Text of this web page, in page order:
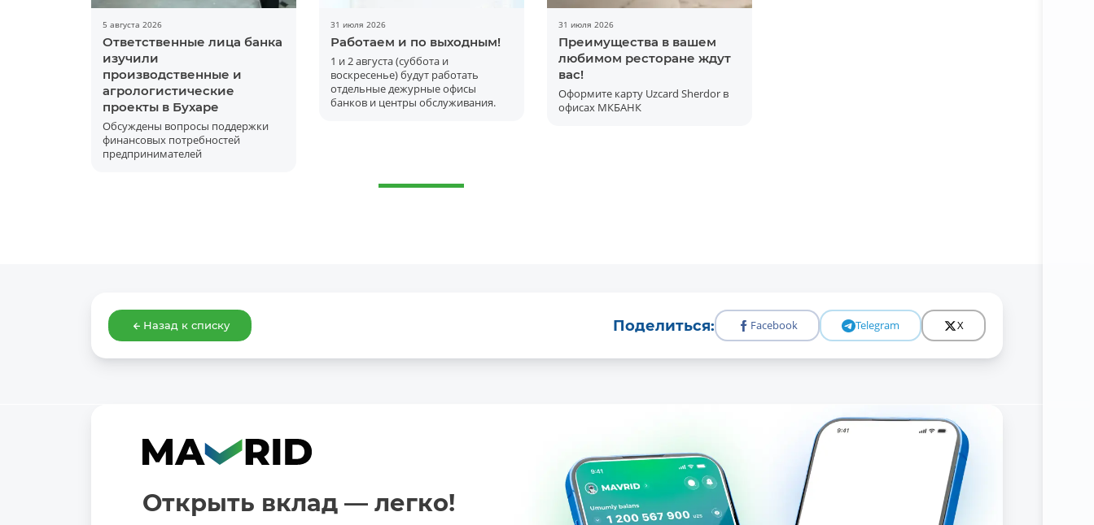
5 августа 2026
Ответственные лица банка
изучили
производственные и
агрологистические
проекты в Бухаре
Обсуждены вопросы поддержки
финансовых потребностей
предпринимателей
31 июля 2026
Работаем и по выходным!
1 и 2 августа (суббота и
воскресенье) будут работать
отдельные дежурные офисы
банков и центры обслуживания.
31 июля 2026
Преимущества в вашем
любимом ресторане ждут
вас!
Оформите карту Uzcard Sherdor в
офисах МКБАНК
Назад к списку Поделиться: Facebook Telegram X
Открыть вклад — легко!
Batafsil